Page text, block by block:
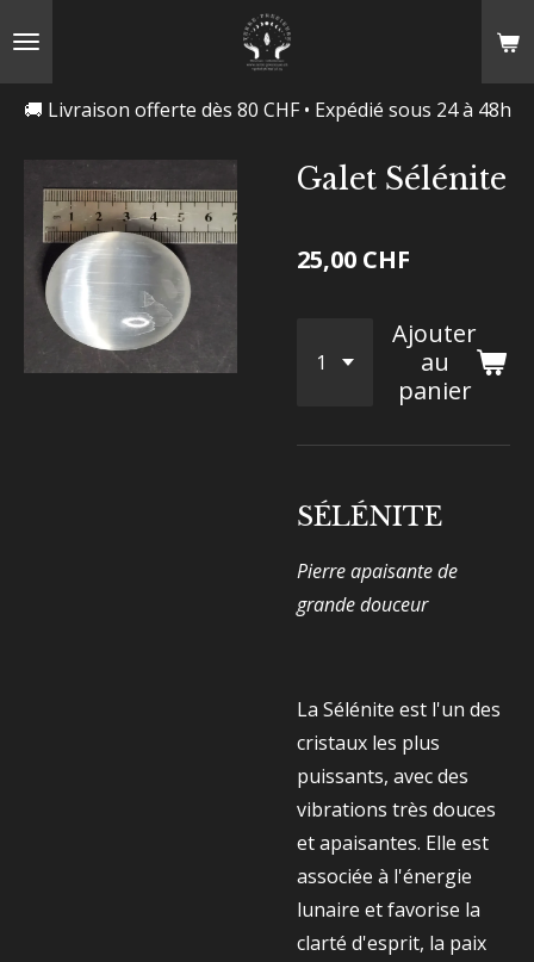
🚚 Livraison offerte dès 80 CHF • Expédié sous 24 à 48h
Galet Sélénite
25,00 CHF
Ajouter
au
panier
SÉLÉNITE
Pierre apaisante de
grande douceur
La Sélénite est l'un des
cristaux les plus
puissants, avec des
vibrations très douces
et apaisantes. Elle est
associée à l'énergie
lunaire et favorise la
clarté d'esprit, la paix